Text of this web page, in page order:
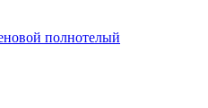
полнотелый